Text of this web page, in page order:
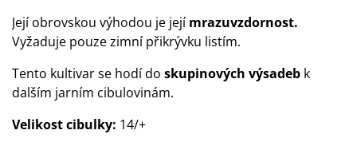
Její obrovskou výhodou je jejímrazuvzdornost.
Vyžaduje pouze zimní přikrývku listím.
Tento kultivar se hodí do skupinových výsadeb k
dalším jarním cibulovinám.
Velikost cibulky: 14/+